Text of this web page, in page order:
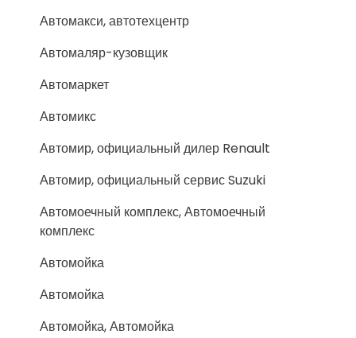
Автомакси, автотехцентр
Автомаляр-кузовщик
Автомаркет
Автомикс
Автомир, официальный дилер Renault
Автомир, официальный сервис Suzuki
Автомоечный комплекс, Автомоечный
комплекс
Автомойка
Автомойка
Автомойка, Автомойка